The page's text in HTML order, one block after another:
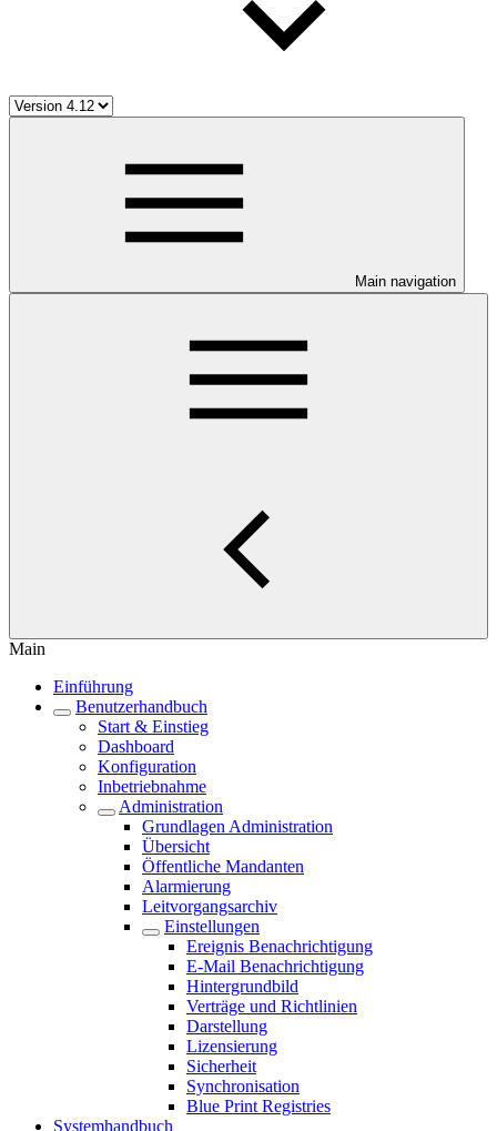
Main navigation
Main
Einführung
Benutzerhandbuch
Start & Einstieg
Dashboard
Konfiguration
Inbetriebnahme
Administration
Grundlagen Administration
Übersicht
Öffentliche Mandanten
Alarmierung
Leitvorgangsarchiv
Einstellungen
Ereignis Benachrichtigung
E-Mail Benachrichtigung
Hintergrundbild
Verträge und Richtlinien
Darstellung
Lizensierung
Sicherheit
Synchronisation
Blue Print Registries
Systemhandbuch